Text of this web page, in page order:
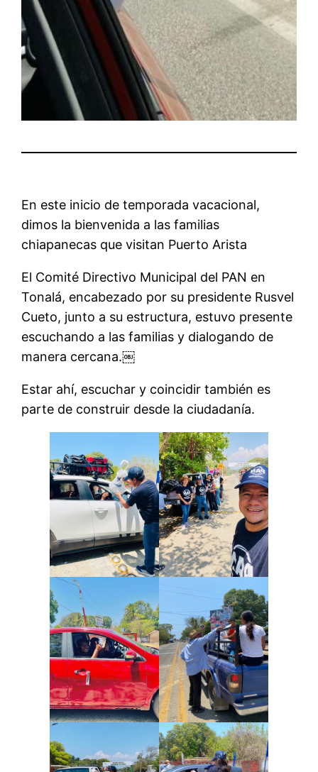
En este inicio de temporada vacacional,
dimos la bienvenida a las familias
chiapanecas que visitan Puerto Arista
El Comité Directivo Municipal del PAN en
Tonalá, encabezado por su presidente Rusvel
Cueto, junto a su estructura, estuvo presente
escuchando a las familias y dialogando de
manera cercana.￼
Estar ahí, escuchar y coincidir también es
parte de construir desde la ciudadanía.